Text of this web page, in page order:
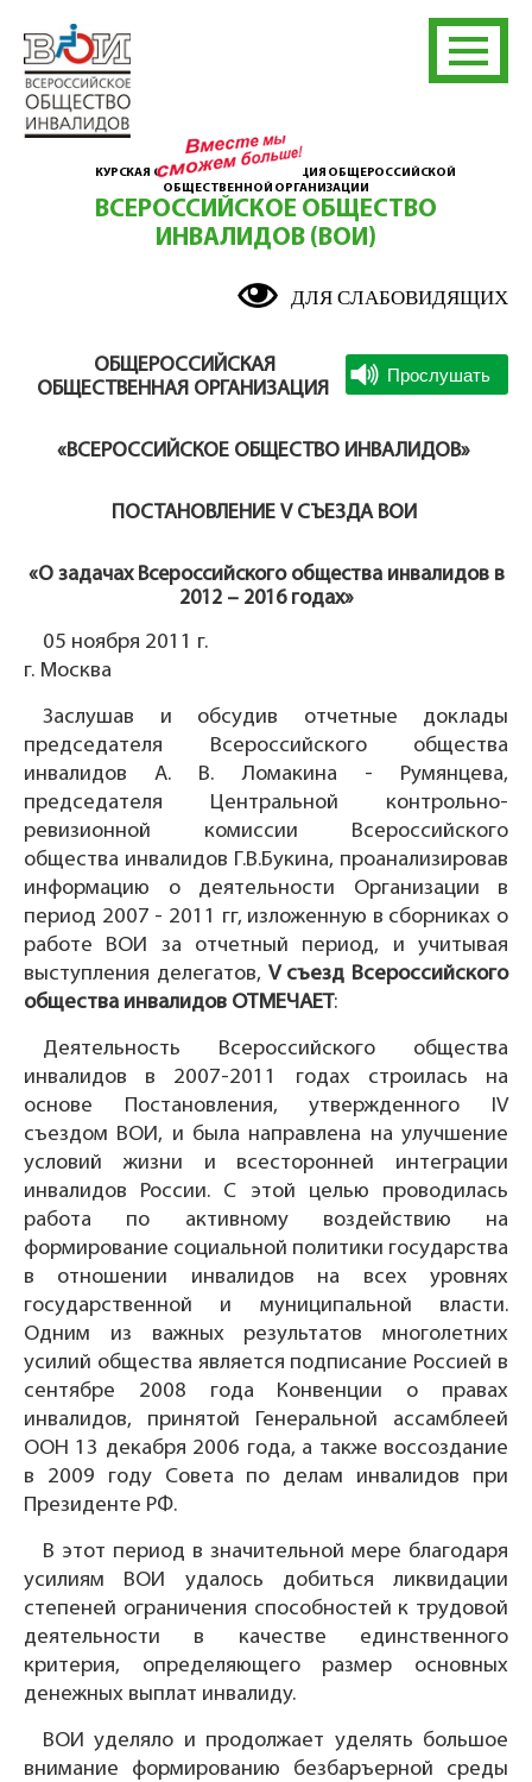
КУРСКАЯ ОБЛАСТНАЯ ОРГАНИЗАЦИЯ ОБЩЕРОССИЙСКОЙ
ОБЩЕСТВЕННОЙ ОРГАНИЗАЦИИ
ВСЕРОССИЙСКОЕ ОБЩЕСТВО
ИНВАЛИДОВ (ВОИ)
ДЛЯ СЛАБОВИДЯЩИХ
ОБЩЕРОССИЙСКАЯ
ОБЩЕСТВЕННАЯ ОРГАНИЗАЦИЯ
«ВСЕРОССИЙСКОЕ ОБЩЕСТВО ИНВАЛИДОВ»
ПОСТАНОВЛЕНИЕ V СЪЕЗДА ВОИ
«О задачах Всероссийского общества инвалидов в
2012 – 2016 годах»
05 ноября 2011 г.
г. Москва
Заслушав и обсудив отчетные доклады
председателя Всероссийского общества
инвалидов А. В. Ломакина - Румянцева,
председателя Центральной контрольно-
ревизионной комиссии Всероссийского
общества инвалидов Г.В.Букина, проанализировав
информацию о деятельности Организации в
период 2007 - 2011 гг, изложенную в сборниках о
работе ВОИ за отчетный период, и учитывая
выступления делегатов, V съезд Всероссийского
общества инвалидов ОТМЕЧАЕТ:
Деятельность Всероссийского общества
инвалидов в 2007-2011 годах строилась на
основе Постановления, утвержденного IV
съездом ВОИ, и была направлена на улучшение
условий жизни и всесторонней интеграции
инвалидов России. С этой целью проводилась
работа по активному воздействию на
формирование социальной политики государства
в отношении инвалидов на всех уровнях
государственной и муниципальной власти.
Одним из важных результатов многолетних
усилий общества является подписание Россией в
сентябре 2008 года Конвенции о правах
инвалидов, принятой Генеральной ассамблеей
ООН 13 декабря 2006 года, а также воссоздание
в 2009 году Совета по делам инвалидов при
Президенте РФ.
В этот период в значительной мере благодаря
усилиям ВОИ удалось добиться ликвидации
степеней ограничения способностей к трудовой
деятельности в качестве единственного
критерия, определяющего размер основных
денежных выплат инвалиду.
ВОИ уделяло и продолжает уделять большое
внимание формированию безбаръерной среды